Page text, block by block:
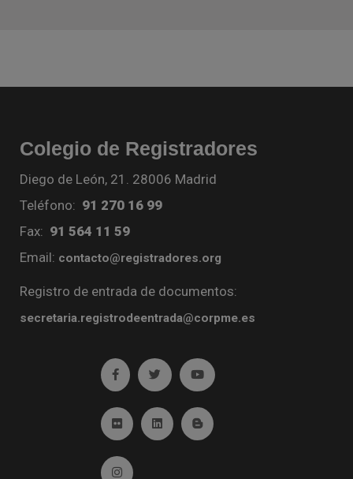
Colegio de Registradores
Diego de León, 21. 28006 Madrid
Teléfono: 91 270 16 99
Fax: 91 564 11 59
Email: contacto@registradores.org
Registro de entrada de documentos:
secretaria.registrodeentrada@corpme.es
Ir a facebook (abre en ventana nueva)
Ir a twitter (abre en ventana nueva)
Ir a YouTube (abre en
Ir a Flickr (abre en ventana nueva)
Ir a Linkedin (abre en ventana nueva)
Ir al Blog (abre en ventana
Ir a Instagram (abre en ventana nueva)